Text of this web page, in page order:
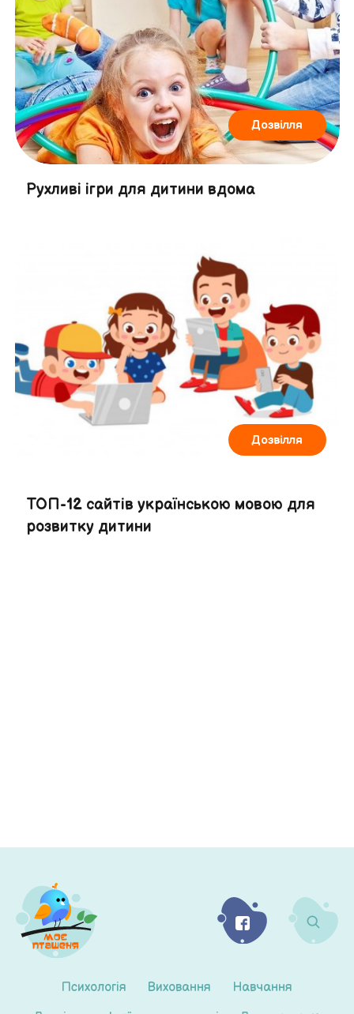
Дозвілля
Рухливі ігри для дитини вдома
Дозвілля
ТОП-12 сайтів українською мовою для
розвитку дитини
Психологія Виховання
Навчання